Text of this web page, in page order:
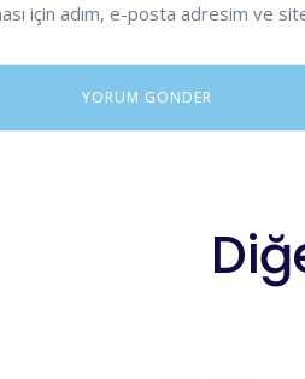
için adım, e-posta adresim ve